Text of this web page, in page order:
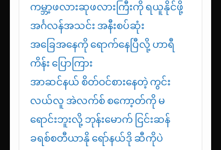
ကမ္ဘာ့ဖလားဆုဖလားကြီးကို ရယူနိုင်ဖို့
အင်္ဂလန်အသင်း အနီးစပ်ဆုံး
အခြေအနေကို ရောက်နေပြီလို့ ဟာရီ
ကိန်း ပြောကြား
အာဆင်နယ် စိတ်ဝင်စားနေတဲ့ ကွင်း
လယ်လူ အဲလက်စ် စကော့တ်ကို မ
ရောင်းဘူးလို့ ဘုန်းမောက် ငြင်းဆန်
ခရစ်စတီယာနို ရော်နယ်ဒို ဆီကိုပဲ